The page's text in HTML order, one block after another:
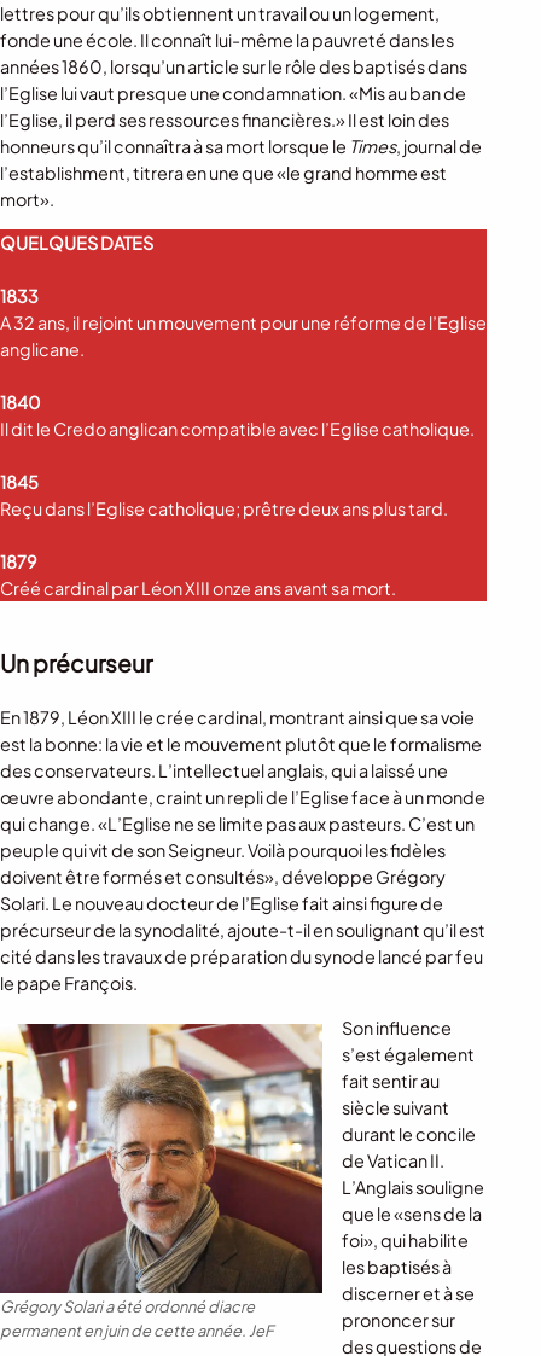
lettres pour qu’ils obtiennent un travail ou un logement,
fonde une école. Il connaît lui-même la pauvreté dans les
années 1860, lorsqu’un article sur le rôle des baptisés dans
l’Eglise lui vaut presque une condamnation. «Mis au ban de
l’Eglise, il perd ses ressources financières.» Il est loin des
honneurs qu’il connaîtra à sa mort lorsque le Times, journal de
l’establishment, titrera en une que «le grand homme est
mort».
QUELQUES DATES
1833
A 32 ans, il rejoint un mouvement pour une réforme de l’Eglise
anglicane.
1840
Il dit le Credo anglican compatible avec l’Eglise catholique.
1845
Reçu dans l’Eglise catholique; prêtre deux ans plus tard.
1879
Créé cardinal par Léon XIII onze ans avant sa mort.
Un précurseur
En 1879, Léon XIII le crée cardinal, montrant ainsi que sa voie
est la bonne: la vie et le mouvement plutôt que le formalisme
des conservateurs. L’intellectuel anglais, qui a laissé une
œuvre abondante, craint un repli de l’Eglise face à un monde
qui change. «L’Eglise ne se limite pas aux pasteurs. C’est un
peuple qui vit de son Seigneur. Voilà pourquoi les fidèles
doivent être formés et consultés», développe Grégory
Solari. Le nouveau docteur de l’Eglise fait ainsi figure de
précurseur de la synodalité, ajoute-t-il en soulignant qu’il est
cité dans les travaux de préparation du synode lancé par feu
le pape François.
Grégory Solari a été ordonné diacre
permanent en juin de cette année. JeF
Son influence
s’est également
fait sentir au
siècle suivant
durant le concile
de Vatican II.
L’Anglais souligne
que le «sens de la
foi», qui habilite
les baptisés à
discerner et à se
prononcer sur
des questions de